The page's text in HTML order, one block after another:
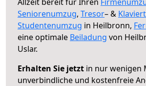
Seniorenumzug, Tresor– &
Studentenumzug in Heilbronn,
eine optimale Beiladung von
Uslar.
Erhalten Sie jetzt in nur wenigen
unverbindliche und kostenfreie